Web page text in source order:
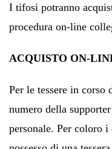
I tifosi potranno
procedura on-line
ACQUISTO ON-
Per le tessere in
numero della
personale. Per coloro